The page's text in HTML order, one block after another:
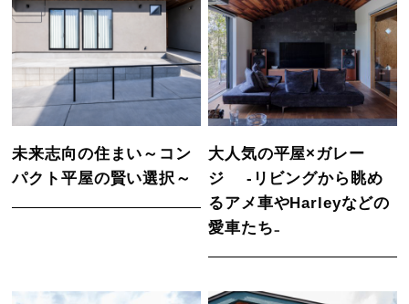
未来志向の住まい～コン
パクト平屋の賢い選択～
大人気の平屋×ガレー
ジ -リビングから眺め
るアメ車やHarleyなどの
愛車たち₋